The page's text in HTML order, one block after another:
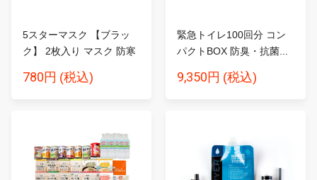
5スターマスク 【ブラッ
ク】 2枚入り マスク 防寒
780円 (税込)
緊急トイレ100回分 コン
パクトBOX 防臭・抗菌...
9,350円 (税込)